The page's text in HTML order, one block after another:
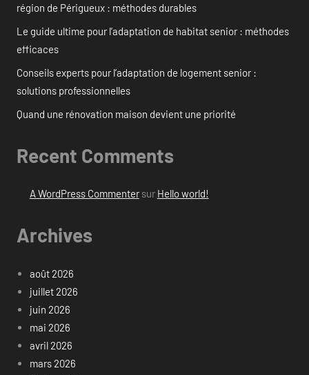
région de Périgueux : méthodes durables
Le guide ultime pour l’adaptation de habitat senior : méthodes
efficaces
Conseils experts pour l’adaptation de logement senior :
solutions professionnelles
Quand une rénovation maison devient une priorité
Recent Comments
A WordPress Commentersur Hello world!
Archives
août 2026
juillet 2026
juin 2026
mai 2026
avril 2026
mars 2026